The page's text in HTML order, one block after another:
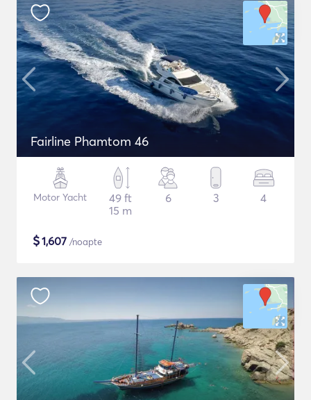
Fairline Phamtom 46
Motor Yacht
49 ft
15 m
6 3 4
$1,607 /noapte